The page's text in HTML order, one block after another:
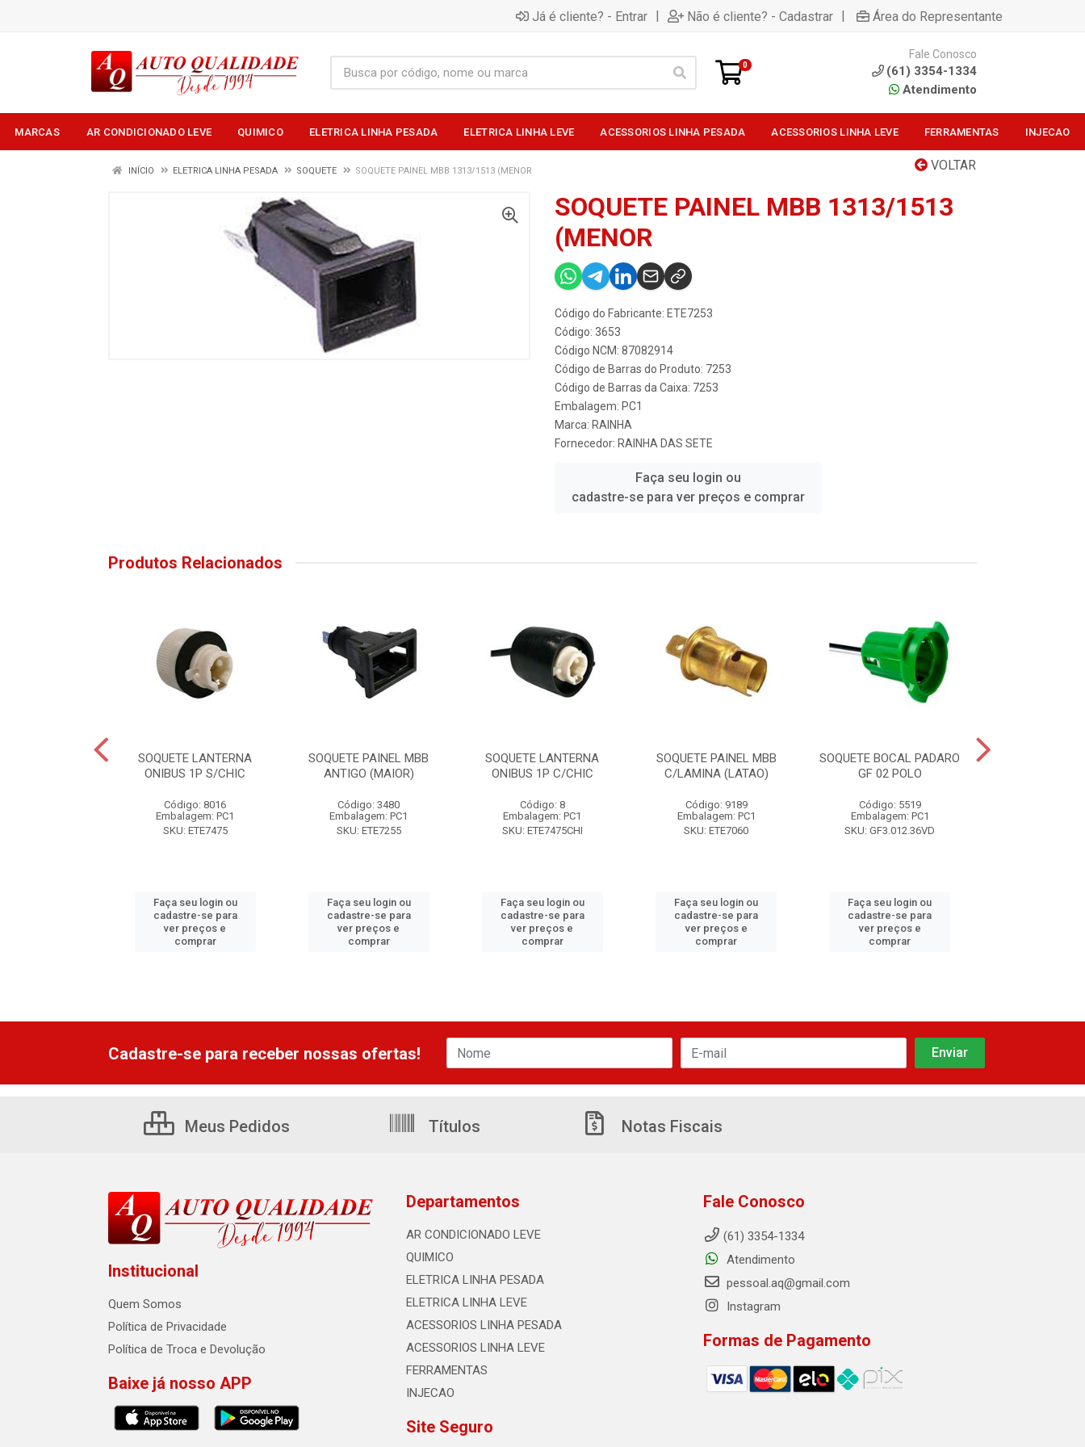
Já é cliente? - Entrar | Não é cliente? - Cadastrar | Área do Representante
0
Fale Conosco
(61) 3354-1334
Atendimento
MARCAS AR CONDICIONADO LEVE QUIMICO ELETRICA LINHA PESADA ELETRICA LINHA LEVE ACESSORIOS LINHA PESADA ACESSORIOS LINHA LEVE FERRAMENTAS INJECAO
VOLTAR
INÍCIO ELETRICA LINHA PESADA SOQUETE SOQUETE PAINEL MBB 1313/1513 (MENOR
SOQUETE PAINEL MBB 1313/1513
(MENOR
Código do Fabricante: ETE7253
Código: 3653
Código NCM: 87082914
Código de Barras do Produto: 7253
Código de Barras da Caixa: 7253
Embalagem: PC1
Marca: RAINHA
Fornecedor: RAINHA DAS SETE
Faça seu login ou
cadastre-se para ver preços e comprar
Produtos Relacionados
SOQUETE LANTERNA
ONIBUS 1P S/CHIC
Código: 8016
Embalagem: PC1
SKU: ETE7475
Faça seu login ou
cadastre-se para
ver preços e
comprar
SOQUETE PAINEL MBB
ANTIGO (MAIOR)
Código: 3480
Embalagem: PC1
SKU: ETE7255
Faça seu login ou
cadastre-se para
ver preços e
comprar
SOQUETE LANTERNA
ONIBUS 1P C/CHIC
Código: 8
Embalagem: PC1
SKU: ETE7475CHI
Faça seu login ou
cadastre-se para
ver preços e
comprar
SOQUETE PAINEL MBB
C/LAMINA (LATAO)
Código: 9189
Embalagem: PC1
SKU: ETE7060
Faça seu login ou
cadastre-se para
ver preços e
comprar
SOQUETE BOCAL PADARO
GF 02 POLO
Código: 5519
Embalagem: PC1
SKU: GF3.012.36VD
Faça seu login ou
cadastre-se para
ver preços e
comprar
Cadastre-se para receber nossas ofertas!
Meus Pedidos Títulos Notas Fiscais
Institucional
Quem Somos
Política de Privacidade
Política de Troca e Devolução
Baixe já nosso APP
Departamentos
AR CONDICIONADO LEVE
QUIMICO
ELETRICA LINHA PESADA
ELETRICA LINHA LEVE
ACESSORIOS LINHA PESADA
ACESSORIOS LINHA LEVE
FERRAMENTAS
INJECAO
Site Seguro
Fale Conosco
(61) 3354-1334
Atendimento
pessoal.aq@gmail.com
Instagram
Formas de Pagamento